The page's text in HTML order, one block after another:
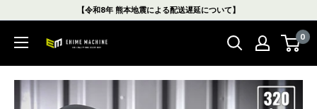
ン
【令和8年 熊本地震による配送遅延について】
エ
0